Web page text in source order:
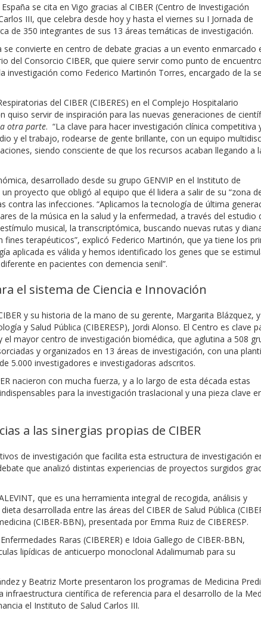
se cita en Vigo gracias al CIBER (Centro de Investigación
III, que celebra desde hoy y hasta el viernes su I Jornada de
de 350 integrantes de sus 13 áreas temáticas de investigación.
se convierte en centro de debate gracias a un evento enmarcado
del Consorcio CIBER, que quiere servir como punto de
investigación como Federico Martinón Torres, encargado de la
del CIBER (CIBERES) en el Complejo Hospitalario
quiso servir de inspiración para las nuevas generaciones de
otra parte. “La clave para hacer investigación clínica competitiva
y el trabajo, rodearse de gente brillante, con un equipo
siendo consciente de que los recursos acaban llegando a
desarrollado desde su grupo GENVIP en el Instituto de
proyecto que obligó al equipo que él lidera a salir de su “zona
contra las infecciones. “Aplicamos la tecnología de última
de la música en la salud y la enfermedad, a través del estudio
musical, la transcriptómica, buscando nuevas rutas y
terapéuticos”, explicó Federico Martinón, que ya tiene los
aplicada es válida y hemos identificado los genes que se
en pacientes con demencia senil”.
el sistema de Ciencia e Innovación
y su historia de la mano de su gerente, Margarita Blázquez,
y Salud Pública (CIBERESP), Jordi Alonso. El Centro es clave
el mayor centro de investigación biomédica, que aglutina a 508
y organizados en 13 áreas de investigación, con una
5.000 investigadores e investigadoras adscritos.
nacieron con mucha fuerza, y a lo largo de esta década estas
para la investigación traslacional y una pieza clave
a las sinergias propias de CIBER
de investigación que facilita esta estructura de investigación
que analizó distintas experiencias de proyectos surgidos
que es una herramienta integral de recogida, análisis y
desarrollada entre las áreas del CIBER de Salud Pública
(CIBER-BBN), presentada por Emma Ruiz de CIBERESP.
Raras (CIBERER) e Idoia Gallego de CIBER-BBN,
lipídicas de anticuerpo monoclonal Adalimumab para su
y Beatriz Morte presentaron los programas de Medicina
infraestructura científica de referencia para el desarrollo de la
el Instituto de Salud Carlos III.